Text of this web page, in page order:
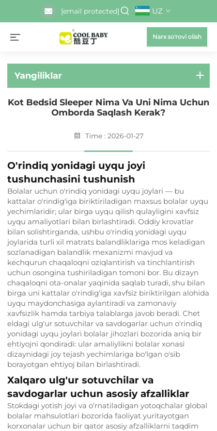
[email protected] UZ
Narx so'rovi olish
Yangiliklar
Kot Bedsid Sleeper Nima Va Uni Nima Uchun
Omborda Saqlash Kerak?
Time : 2026-01-27
O'rindiq yonidagi uyqu joyi
tushunchasini tushunish
Bolalar uchun o'rindiq yonidagi uyqu joylari — bu
kattalar o'rindig'iga biriktiriladigan maxsus bolalar uyqu
yechimlaridir; ular birga uyqu qilish qulayligini xavfsiz
uyqu amaliyotlari bilan birlashtiradi. Oddiy krovatlar
bilan solishtirganda, ushbu o'rindiq yonidagi uyqu
joylarida turli xil matrats balandliklariga mos keladigan
sozlanadigan balandlik mexanizmi mavjud va
kechqurun chaqaloqni oziqlantirish va tinchlantirish
uchun osongina tushiriladigan tomoni bor. Bu dizayn
chaqaloqni ota-onalar yaqinida saqlab turadi, shu bilan
birga uni kattalar o'rindig'iga xavfsiz biriktirilgan alohida
uyqu maydonchasiga aylantiradi va zamonaviy
xavfsizlik hamda tarbiya talablarga javob beradi. Chet
eldagi ulg'ur sotuvchilar va savdogarlar uchun o'rindiq
yonidagi uyqu joylari bolalar jihozlari bozorida aniq bir
ehtiyojni qondiradi: ular amaliylikni bolalar xonasi
dizaynidagi joy tejash yechimlariga bo'lgan o'sib
borayotgan ehtiyoj bilan birlashtiradi.
Xalqaro ulg'ur sotuvchilar va
savdogarlar uchun asosiy afzalliklar
Stokdagi yotish joyi va o'rnatiladigan yotoqchalar global
bolalar mahsulotlari bozorida faoliyat yuritayotgan
korxonalar uchun bir qator asosiy afzalliklarni taqdim